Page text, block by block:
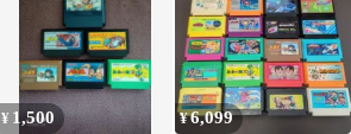
感あり A39
¥ 1,500 ¥6,099